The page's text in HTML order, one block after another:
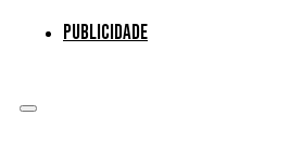
Publicidade